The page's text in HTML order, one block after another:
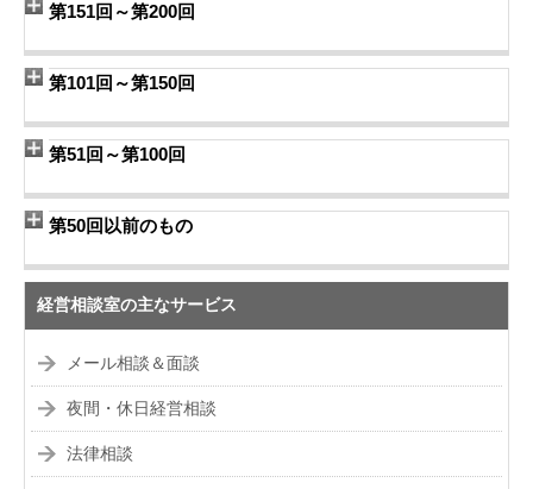
第151回～第200回
第101回～第150回
第51回～第100回
第50回以前のもの
経営相談室の主なサービス
メール相談＆面談
夜間・休日経営相談
法律相談